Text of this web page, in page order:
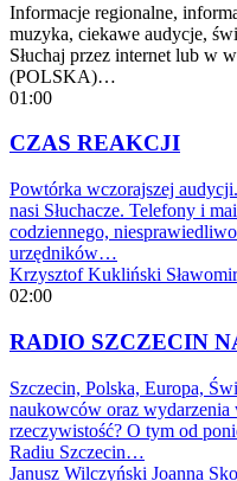
Informacje regionalne,
muzyka, ciekawe audycje,
Słuchaj przez internet lub w
(POLSKA)…
01:00
CZAS REAKCJI
Powtórka wczorajszej
nasi Słuchacze. Telefony i
codziennego,
urzędników…
Krzysztof Kukliński
02:00
RADIO SZCZECIN
Szczecin, Polska, Europa,
naukowców oraz wydarzenia
rzeczywistość? O tym od
Radiu Szczecin…
Janusz Wilczyński Joanna